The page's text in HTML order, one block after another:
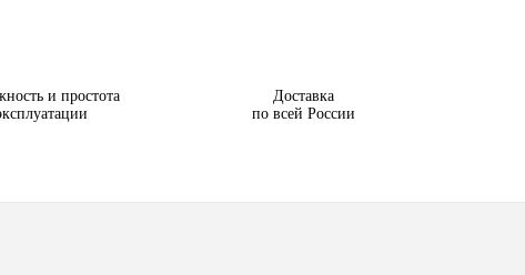
и простота
Доставка
по всей России